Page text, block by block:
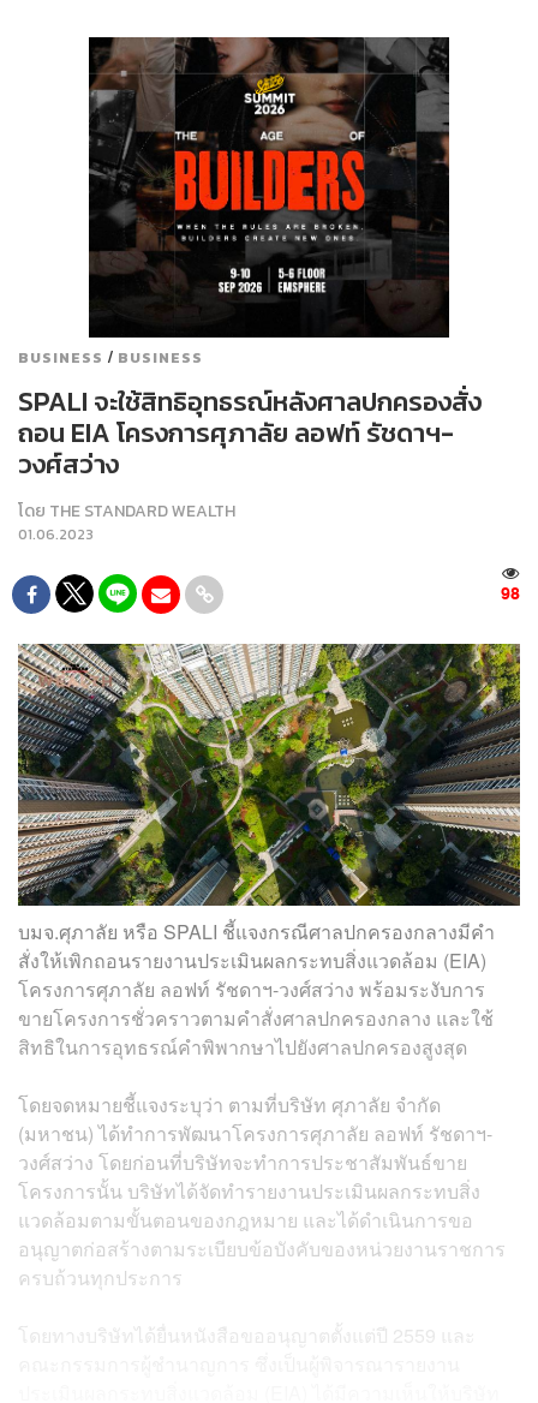
BUSINESS / BUSINESS
SPALI จะใช้สิทธิอุทธรณ์หลังศาลปกครองสั่ง
ถอน EIA โครงการศุภาลัย ลอฟท์ รัชดาฯ-
วงศ์สว่าง
โดย THE STANDARD WEALTH
01.06.2023
98
บมจ.ศุภาลัย หรือ SPALI ชี้แจงกรณีศาลปกครองกลางมีคำ
สั่งให้เพิกถอนรายงานประเมินผลกระทบสิ่งแวดล้อม (EIA)
โครงการศุภาลัย ลอฟท์ รัชดาฯ-วงศ์สว่าง พร้อมระงับการ
ขายโครงการชั่วคราวตามคำสั่งศาลปกครองกลาง และใช้
สิทธิในการอุทธรณ์คำพิพากษาไปยังศาลปกครองสูงสุด
โดยจดหมายชี้แจงระบุว่า ตามที่บริษัท ศุภาลัย จำกัด
(มหาชน) ได้ทำการพัฒนาโครงการศุภาลัย ลอฟท์ รัชดาฯ-
วงศ์สว่าง โดยก่อนที่บริษัทจะทำการประชาสัมพันธ์ขาย
โครงการนั้น บริษัทได้จัดทำรายงานประเมินผลกระทบสิ่ง
แวดล้อมตามขั้นตอนของกฎหมาย และได้ดำเนินการขอ
อนุญาตก่อสร้างตามระเบียบข้อบังคับของหน่วยงานราชการ
ครบถ้วนทุกประการ
โดยทางบริษัทได้ยื่นหนังสือขออนุญาตตั้งแต่ปี 2559 และ